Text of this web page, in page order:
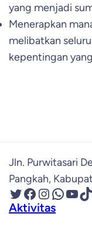
yang menjadi
Menerapkan
melibatkan
kepentingan
Jln. Purwitasari
Pangkah,
Twitter Facebook InstagramWhatsApp YouTube TikTok
Aktivitas